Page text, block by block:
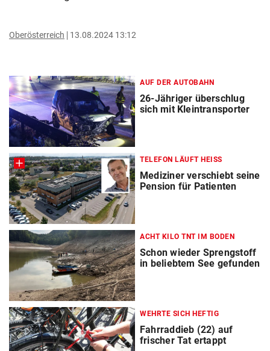
Oberösterreich 13.08.2024 13:12
AUF DER AUTOBAHN
26-Jähriger überschlug
sich mit Kleintransporter
TELEFON LÄUFT HEISS
Mediziner verschiebt seine
Pension für Patienten
ACHT KILO TNT IM BODEN
Schon wieder Sprengstoff
in beliebtem See gefunden
WEHRTE SICH HEFTIG
Fahrraddieb (22) auf
frischer Tat ertappt